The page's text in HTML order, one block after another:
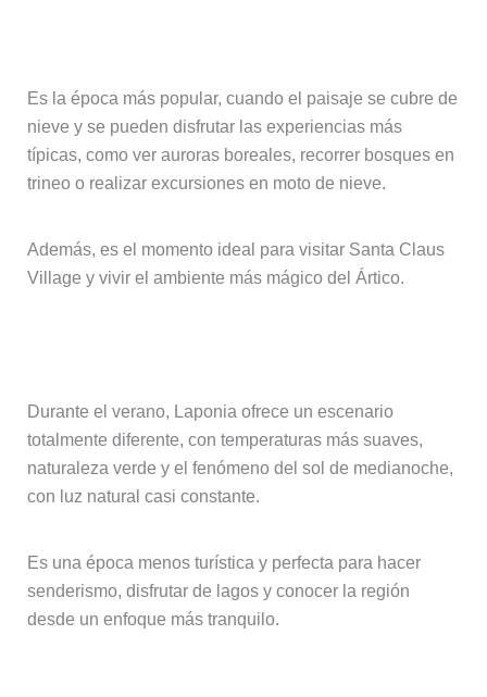
Es la época más popular, cuando el paisaje se cubre de
nieve y se pueden disfrutar las experiencias más
típicas, como ver auroras boreales, recorrer bosques en
trineo o realizar excursiones en moto de nieve.
Además, es el momento ideal para visitar Santa Claus
Village y vivir el ambiente más mágico del Ártico.
Durante el verano, Laponia ofrece un escenario
totalmente diferente, con temperaturas más suaves,
naturaleza verde y el fenómeno del sol de medianoche,
con luz natural casi constante.
Es una época menos turística y perfecta para hacer
senderismo, disfrutar de lagos y conocer la región
desde un enfoque más tranquilo.